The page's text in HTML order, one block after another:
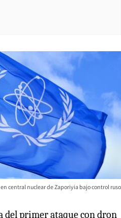
central nuclear de Zaporiyia bajo control ruso
del primer ataque con dron